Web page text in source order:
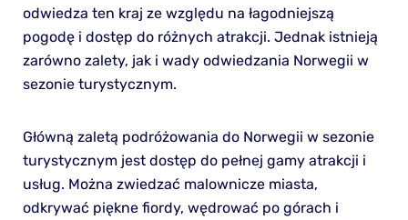
odwiedza ten kraj ze względu na łagodniejszą
pogodę i dostęp do różnych atrakcji. Jednak istnieją
zarówno zalety, jak i wady odwiedzania Norwegii w
sezonie turystycznym.
Główną zaletą podróżowania do Norwegii w sezonie
turystycznym jest dostęp do pełnej gamy atrakcji i
usług. Można zwiedzać malownicze miasta,
odkrywać piękne fiordy, wędrować po górach i